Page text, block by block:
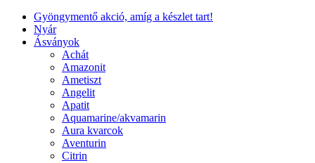
Gyöngymentő akció, amíg a készlet tart!
Nyár
Ásványok
Achát
Amazonit
Ametiszt
Angelit
Apatit
Aquamarine/akvamarin
Aura kvarcok
Aventurin
Citrin